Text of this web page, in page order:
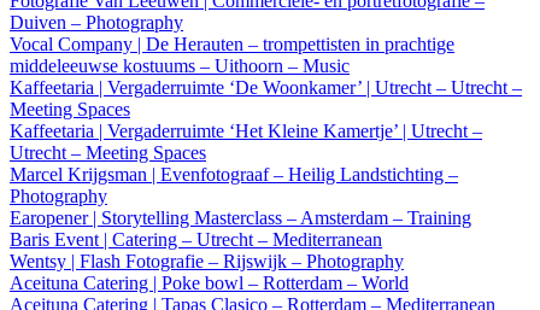
Duiven – Photography
Vocal Company | De Herauten – trompettisten in prachtige
middeleeuwse kostuums – Uithoorn – Music
Kaffeetaria | Vergaderruimte ‘De Woonkamer’ | Utrecht – Utrecht –
Meeting Spaces
Kaffeetaria | Vergaderruimte ‘Het Kleine Kamertje’ | Utrecht –
Utrecht – Meeting Spaces
Marcel Krijgsman | Evenfotograaf – Heilig Landstichting –
Photography
Earopener | Storytelling Masterclass – Amsterdam – Training
Baris Event | Catering – Utrecht – Mediterranean
Wentsy | Flash Fotografie – Rijswijk – Photography
Aceituna Catering | Poke bowl – Rotterdam – World
Aceituna Catering | Tapas Clasico – Rotterdam – Mediterranean